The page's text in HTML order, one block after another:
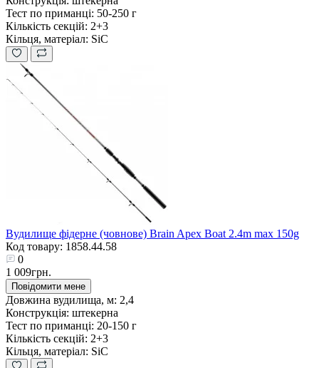
Тест по приманці: 50-250 г
Кількість секцій: 2+3
Кільця, матеріал: SiC
Вудилище фідерне (човнове) Brain Apex Boat 2.4m max 150g
Код товару: 1858.44.58
0
1 009грн.
Повідомити мене
Довжина вудилища, м: 2,4
Конструкція: штекерна
Тест по приманці: 20-150 г
Кількість секцій: 2+3
Кільця, матеріал: SiC